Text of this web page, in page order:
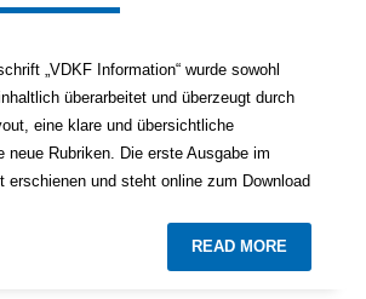
„VDKF Information“ wurde sowohl
überarbeitet und überzeugt durch
eine klare und übersichtliche
neue Rubriken. Die erste Ausgabe im
erschienen und steht online zum Download
READ MORE